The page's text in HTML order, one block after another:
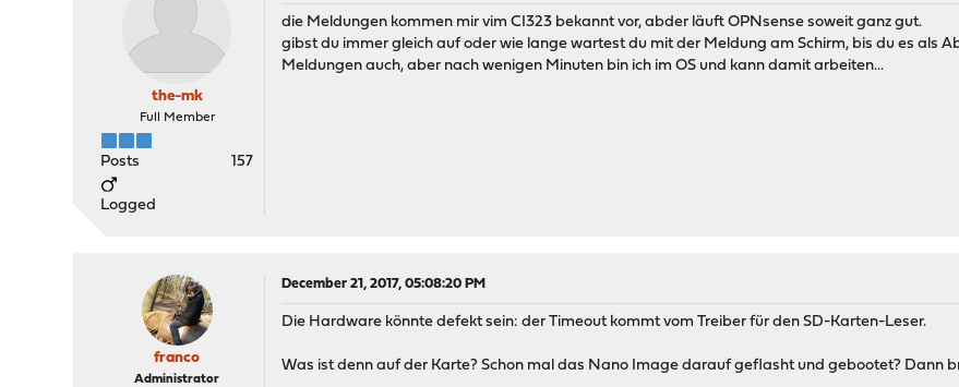
the-mk
Full Member
Posts 157
Logged
die Meldungen kommen mir vim CI323 bekannt vor, abder läuft OPNsense soweit ganz gut.
gibst du immer gleich auf oder wie lange wartest du mit der Meldung am Schirm, bis du es als
Meldungen auch, aber nach wenigen Minuten bin ich im OS und kann damit arbeiten...
franco
Administrator
December 21, 2017, 05:08:20 PM
Die Hardware könnte defekt sein: der Timeout kommt vom Treiber für den SD-Karten-Leser.
Was ist denn auf der Karte? Schon mal das Nano Image darauf geflasht und gebootet? Dann